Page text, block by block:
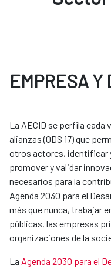
EMPRESA Y
La AECID se perfila
alianzas (ODS 17) que
otros actores, identificar
promover y validar
necesarios para la
Agenda 2030 para el
más que nunca, trabajar
públicas, las empresas
organizaciones de la
La Agenda 2030 para el